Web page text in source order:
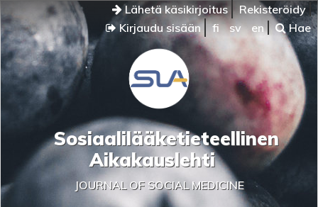
Lähetä käsikirjoitus
Rekisteröidy
Kirjaudu sisään
fi sv en Hae
Sosiaalilääketieteellinen
Aikakauslehti
JOURNAL OF SOCIAL MEDICINE